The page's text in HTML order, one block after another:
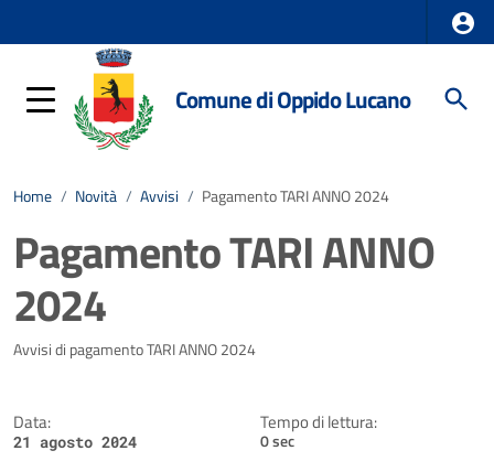
Comune di Oppido Lucano
Home / Novità / Avvisi / Pagamento TARI ANNO 2024
Pagamento TARI ANNO
2024
Dettagli della notizia
Avvisi di pagamento TARI ANNO 2024
Data:
21 agosto 2024
Tempo di lettura:
0 sec